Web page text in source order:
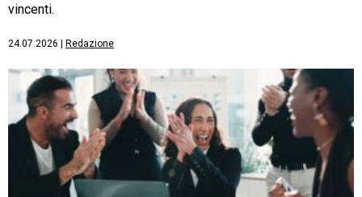
vincenti.
24.07.2026 | Redazione